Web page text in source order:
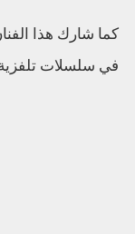
كما شارك هذا
في سلسلات تلفزية